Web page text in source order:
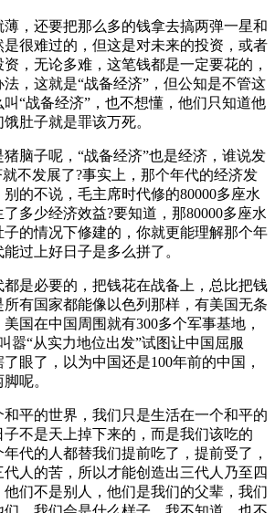
，还要把那么多的钱拿去搞两弹一星和
很难过的，但这是对未来的投资，或者
，无论多难，这笔钱都是一定要花的，
，这就是“战备经济”，但公知是不管这
“战备经济”，也不想懂，他们只知道他
肚子就是罪该万死。
脑子呢，“战备经济”也是经济，谁说发
就不发展了?事实上，那个年代的经济发
的不说，毛主席时代修的80000多座水
多少经济效益?要知道，那80000多座水
子的情况下修建的，你就更能理解那个年
过上好日子是多么拼了。
是必要的，把钱花在战备上，总比把钱
有国家都能像以色列那样，有美国无条
国在中国周围就有300多个军事基地，
嚣“从实力地位出发”试图让中国屈服
眼了，以为中国还是100年前的中国，
呢。
平的世界，我们只是生活在一个和平的
不是天上掉下来的，而是我们该吃的
代的人都替我们提前吃了，提前受了，
人的苦，所以才能创造出三代人乃至四
们不是别人，他们是我们的父辈，我们